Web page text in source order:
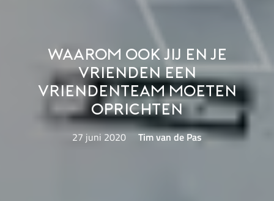
Waarom ook jij en je
vrienden een
vriendenteam moeten
oprichten
27 juni 2020 Tim van de Pas